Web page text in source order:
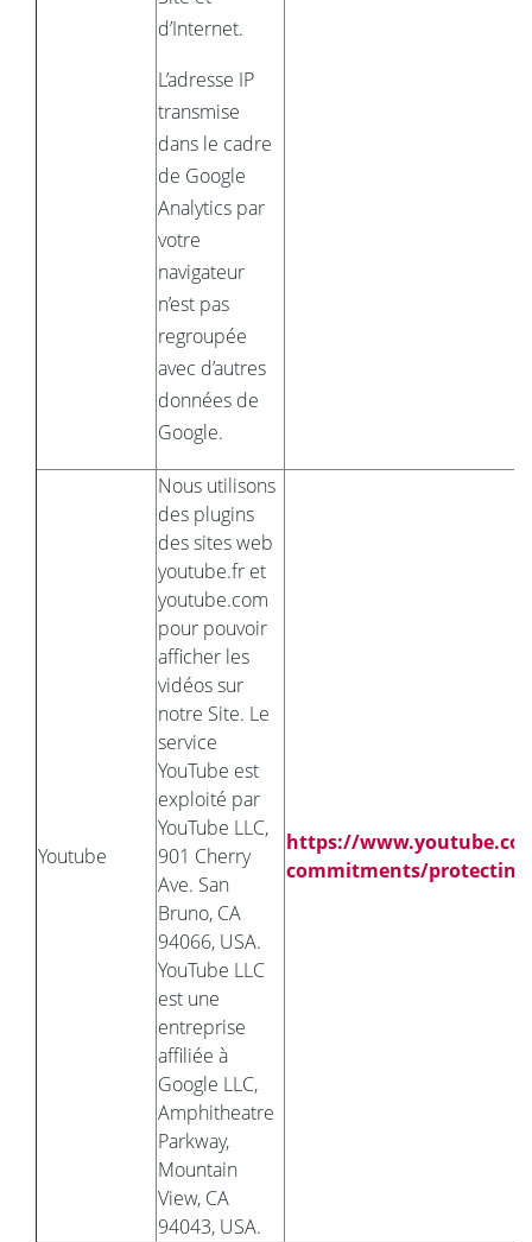
d’Internet.
L’adresse IP
transmise
dans le cadre
de Google
Analytics par
votre
navigateur
n’est pas
regroupée
avec d’autres
données de
Google.
Youtube
Nous utilisons
des plugins
des sites web
youtube.fr et
youtube.com
pour pouvoir
afficher les
vidéos sur
notre Site. Le
service
YouTube est
exploité par
YouTube LLC,
901 Cherry
Ave. San
Bruno, CA
94066, USA.
YouTube LLC
est une
entreprise
affiliée à
Google LLC,
Amphitheatre
Parkway,
Mountain
View, CA
94043, USA.
https://
commitments/